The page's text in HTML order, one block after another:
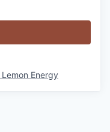
Lemon Energy